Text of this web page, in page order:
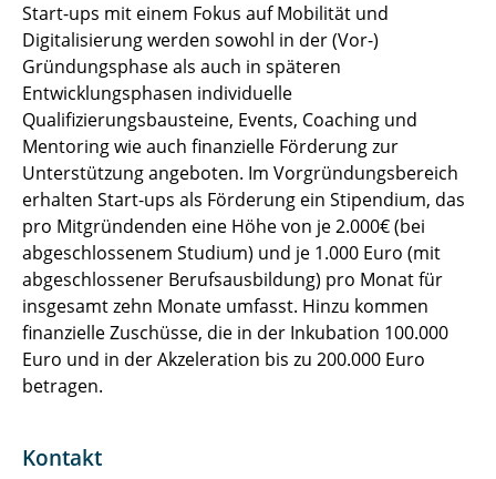
Start-ups mit einem Fokus auf Mobilität und
Digitalisierung werden sowohl in der (Vor-)
Gründungsphase als auch in späteren
Entwicklungsphasen individuelle
Qualifizierungsbausteine, Events, Coaching und
Mentoring wie auch finanzielle Förderung zur
Unterstützung angeboten. Im Vorgründungsbereich
erhalten Start-ups als Förderung ein Stipendium, das
pro Mitgründenden eine Höhe von je 2.000€ (bei
abgeschlossenem Studium) und je 1.000 Euro (mit
abgeschlossener Berufsausbildung) pro Monat für
insgesamt zehn Monate umfasst. Hinzu kommen
finanzielle Zuschüsse, die in der Inkubation 100.000
Euro und in der Akzeleration bis zu 200.000 Euro
betragen.
Kontakt